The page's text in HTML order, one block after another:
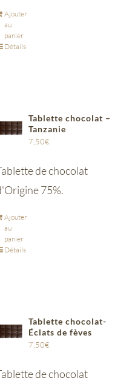
Ajouter
au
panier
Détails
Tablette chocolat –
Tanzanie
7,50€
de chocolat
75%.
Ajouter
au
panier
Détails
Tablette chocolat-
Éclats de fèves
7,50€
de chocolat